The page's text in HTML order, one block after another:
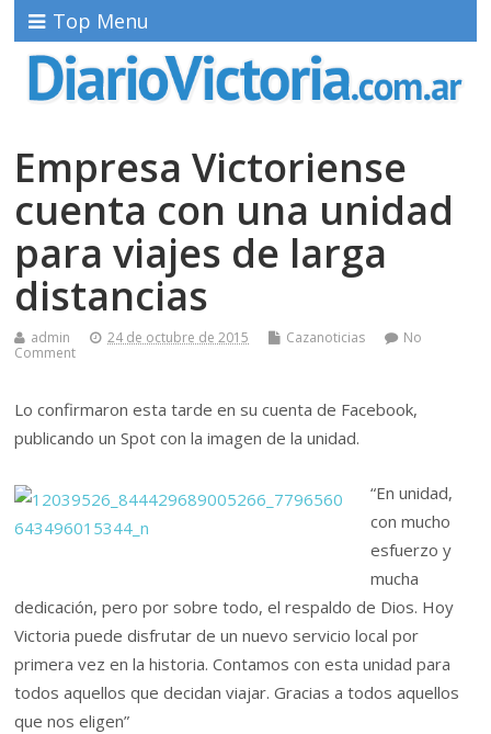
Top Menu
Empresa Victoriense
cuenta con una unidad
para viajes de larga
distancias
admin 24 de octubre de 2015 Cazanoticias
No
Comment
Lo confirmaron esta tarde en su cuenta de Facebook,
publicando un Spot con la imagen de la unidad.
“En unidad,
con mucho
esfuerzo y
mucha
dedicación, pero por sobre todo, el respaldo de Dios. Hoy
Victoria puede disfrutar de un nuevo servicio local por
primera vez en la historia. Contamos con esta unidad para
todos aquellos que decidan viajar. Gracias a todos aquellos
que nos eligen”